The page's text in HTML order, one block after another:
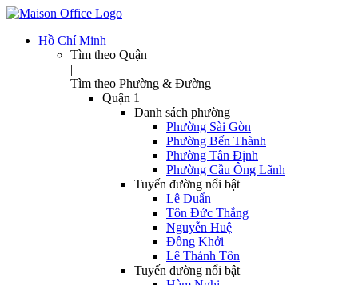
Hồ Chí Minh
Tìm theo Quận
|
Tìm theo Phường & Đường
Quận 1
Danh sách phường
Phường Sài Gòn
Phường Bến Thành
Phường Tân Định
Phường Cầu Ông Lãnh
Tuyến đường nổi bật
Lê Duẩn
Tôn Đức Thắng
Nguyễn Huệ
Đồng Khởi
Lê Thánh Tôn
Tuyến đường nổi bật